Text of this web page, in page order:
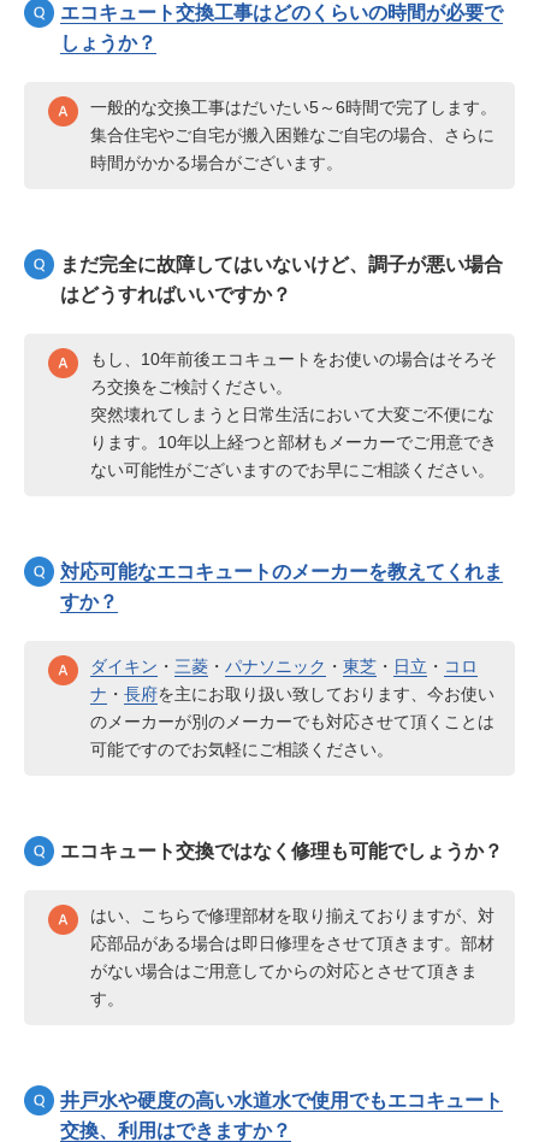
エコキュート交換工事はどのくらいの時間が必要で
しょうか？
一般的な交換工事はだいたい5～6時間で完了します。
集合住宅やご自宅が搬入困難なご自宅の場合、さらに
時間がかかる場合がございます。
まだ完全に故障してはいないけど、調子が悪い場合
はどうすればいいですか？
もし、10年前後エコキュートをお使いの場合はそろそ
ろ交換をご検討ください。
突然壊れてしまうと日常生活において大変ご不便にな
ります。10年以上経つと部材もメーカーでご用意でき
ない可能性がございますのでお早にご相談ください。
対応可能なエコキュートのメーカーを教えてくれま
すか？
ダイキン ・ 三菱 ・ パナソニック ・ 東芝 ・ 日立 ・ コロ
ナ ・ 長府を主にお取り扱い致しております、今お使い
のメーカーが別のメーカーでも対応させて頂くことは
可能ですのでお気軽にご相談ください。
エコキュート交換ではなく修理も可能でしょうか？
はい、こちらで修理部材を取り揃えておりますが、対
応部品がある場合は即日修理をさせて頂きます。部材
がない場合はご用意してからの対応とさせて頂きま
す。
井戸水や硬度の高い水道水で使用でもエコキュート
交換、利用はできますか？